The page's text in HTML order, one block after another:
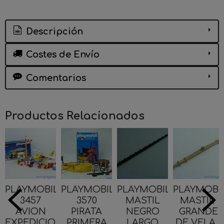
Descripción
Costes de Envío
Comentarios
Productos Relacionados
PLAYMOBIL
3457
AVION
PLAYMOBIL
3570
PIRATA
PLAYMOBIL
MASTIL
NEGRO
MASTIL
GRANDE